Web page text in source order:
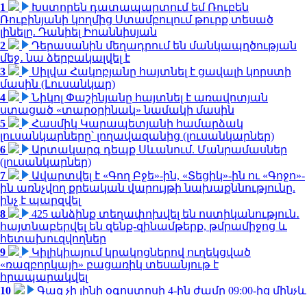
1
Խստորեն դատապարտում եմ Ռուբեն
Ռուբինյանի կողմից Ստամբուլում թուրք տեսած
լինելը. Դանիել Իոաննիսյան
2
Դերասանին մեղադրում են մանկապղծության
մեջ․ նա ձերբակալվել է
3
Սիլվա Հակոբյանը հայտնել է ցավալի կորստի
մասին (Լուսանկար)
4
Նիկոլ Փաշինյանը հայտնել է առավոտյան
ստացած «տարօրինակ» նամակի մասին
5
Հասմիկ Կարապետյանի համարձակ
լուսանկարները՝ լողավազանից (լուսանկարներ)
6
Արտակարգ դեպք Սևանում. Մանրամասներ
(լուսանկարներ)
7
Ավարտվել է «Գող Բջե»-ին, «Տեցիկ»-ին ու «Գոջո»-
ին առնչվող քրեական վարույթի նախաքննությունը.
ինչ է պարզվել
8
425 անձինք տեղափոխվել են ոստիկանություն․
հայտնաբերվել են զենք-զինամթերք, թմրամիջոց և
հետախուզվողներ
9
Կիլիկիայում կրակոցներով ուղեկցված
«ռազբորկայի» բացառիկ տեսանյութ է
հրապարակվել
10
Գազ չի լինի օգոստոսի 4-ին ժամը 09:00-ից մինչև